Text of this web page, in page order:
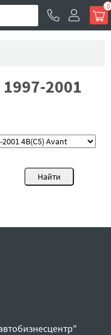
0
2001